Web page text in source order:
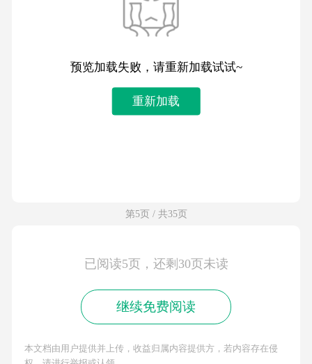
预览加载失败，请重新加载试试~
重新加载
第5页 / 共35页
已阅读5页，还剩30页未读
继续免费阅读
本文档由用户提供并上传，收益归属内容提供方，若内容存在侵